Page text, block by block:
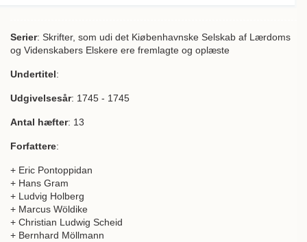
Serier: Skrifter, som udi det Kiøbenhavnske Selskab af Lærdoms
og Videnskabers Elskere ere fremlagte og oplæste
Undertitel:
Udgivelsesår: 1745 - 1745
Antal hæfter: 13
Forfattere:
+ Eric Pontoppidan
+ Hans Gram
+ Ludvig Holberg
+ Marcus Wöldike
+ Christian Ludwig Scheid
+ Bernhard Möllmann